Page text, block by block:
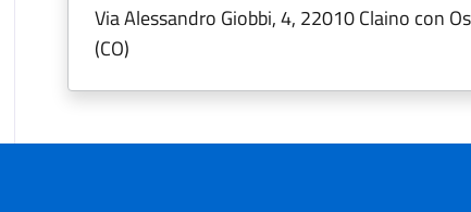
Via Alessandro Giobbi, 4, 22010 Claino con
(CO)